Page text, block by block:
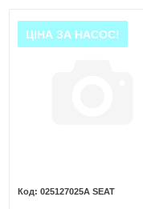
ЦІНА ЗА НАСОС!
025127025A SEAT